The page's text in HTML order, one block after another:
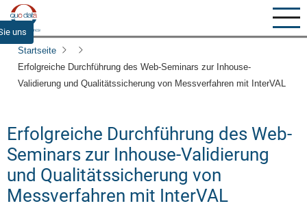
Direkt
zum
uns
Startseite
Erfolgreiche Durchführung des Web-Seminars zur Inhouse-
Validierung und Qualitätssicherung von Messverfahren mit InterVAL
Erfolgreiche Durchführung des Web-
Seminars zur Inhouse-Validierung
und Qualitätssicherung von
Messverfahren mit InterVAL